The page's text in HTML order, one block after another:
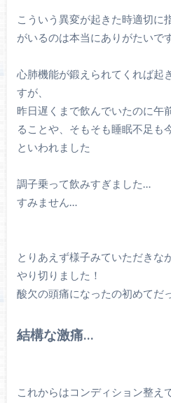
こういう異変が起きた時適切に
がいるのは本当にありがたいで
心肺機能が鍛えられてくれば起
すが、
昨日遅くまで飲んでいたのに午
ることや、そもそも睡眠不足も
といわれました
調子乗って飲みすぎました…
すみません…
とりあえず様子みていただきな
やり切りました！
酸欠の頭痛になったの初めてだ
結構な激痛…
これからはコンディション整え